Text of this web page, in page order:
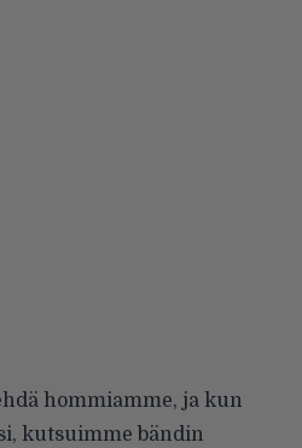
hommiamme, ja kun
kutsuimme bändin